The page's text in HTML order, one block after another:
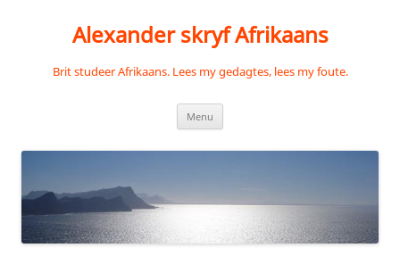
Alexander skryf Afrikaans
Brit studeer Afrikaans. Lees my gedagtes, lees my foute.
Menu